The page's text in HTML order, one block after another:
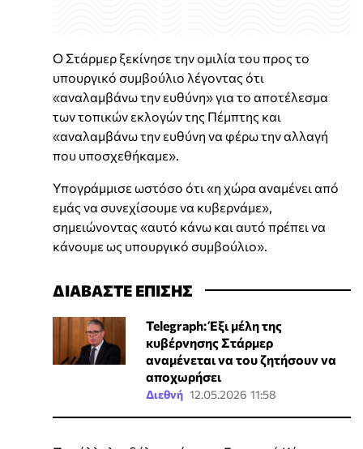
Ο Στάρμερ ξεκίνησε την ομιλία του προς το
υπουργικό συμβούλιο λέγοντας ότι
«αναλαμβάνω την ευθύνη» για το αποτέλεσμα
των τοπικών εκλογών της Πέμπτης και
«αναλαμβάνω την ευθύνη να φέρω την αλλαγή
που υποσχεθήκαμε».
Υπογράμμισε ωστόσο ότι «η χώρα αναμένει από
εμάς να συνεχίσουμε να κυβερνάμε»,
σημειώνοντας «αυτό κάνω και αυτό πρέπει να
κάνουμε ως υπουργικό συμβούλιο».
ΔΙΑΒΑΣΤΕ ΕΠΙΣΗΣ
Telegraph: Έξι μέλη της
κυβέρνησης Στάρμερ
αναμένεται να του ζητήσουν να
αποχωρήσει
Διεθνή 12.05.2026 11:58